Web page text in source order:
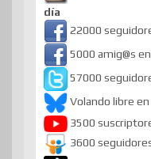
día
22000
5000 amig@s en
57000
Volando libre en
3500
3600